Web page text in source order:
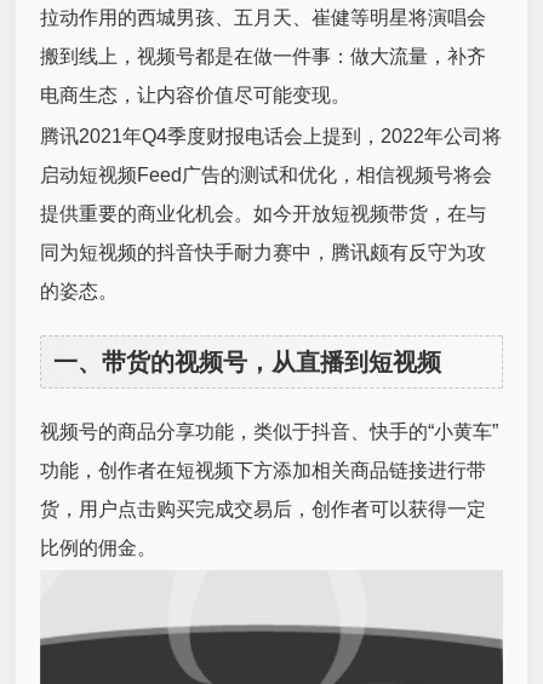
拉动作用的西城男孩、五月天、崔健等明星将演唱会
搬到线上，视频号都是在做一件事：做大流量，补齐
电商生态，让内容价值尽可能变现。
腾讯2021年Q4季度财报电话会上提到，2022年公司将
启动短视频Feed广告的测试和优化，相信视频号将会
提供重要的商业化机会。如今开放短视频带货，在与
同为短视频的抖音快手耐力赛中，腾讯颇有反守为攻
的姿态。
一、带货的视频号，从直播到短视频
视频号的商品分享功能，类似于抖音、快手的“小黄车”
功能，创作者在短视频下方添加相关商品链接进行带
货，用户点击购买完成交易后，创作者可以获得一定
比例的佣金。